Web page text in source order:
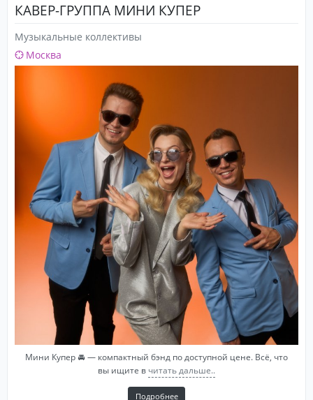
КАВЕР-ГРУППА МИНИ КУПЕР
Музыкальные коллективы
Москва
Мини Купер 🚘 — компактный бэнд по доступной цене. Всё, что
вы ищите в читать дальше..
Подробнее